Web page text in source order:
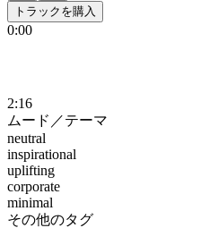
トラックを購入
0:00
2:16
ムード／テーマ
neutral
inspirational
uplifting
corporate
minimal
その他のタグ